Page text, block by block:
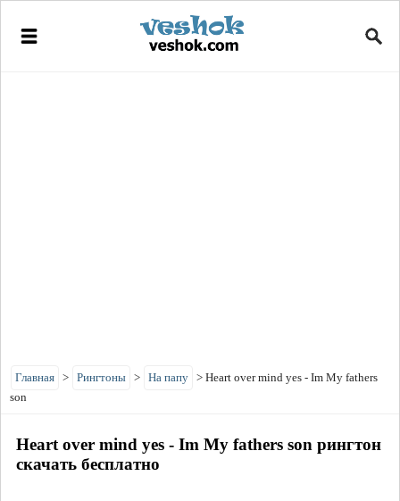
Главная > Рингтоны > На папу > Heart over mind yes - Im My fathers
son
Heart over mind yes - Im My fathers son рингтон
скачать бесплатно